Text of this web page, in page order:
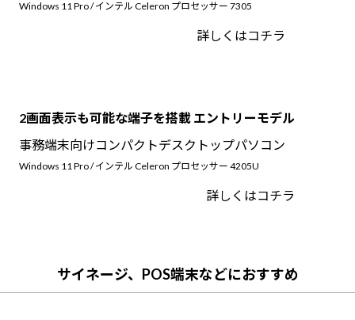
Windows 11 Pro / インテル Celeron プロセッサー 7305
詳しくはコチラ
2画面表示も可能な端子を搭載 エントリーモデル
事務端末向けコンパクトデスクトップパソコン
Windows 11 Pro / インテル Celeron プロセッサー 4205U
詳しくはコチラ
サイネージ、POS端末などにおすすめ